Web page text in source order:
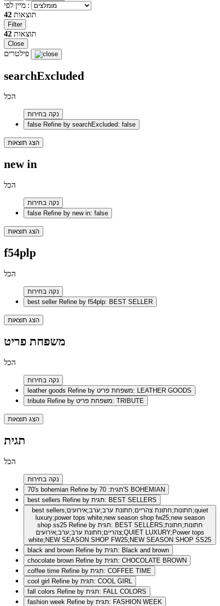
מיין לפי :
42 תוצאות
Filter
42 תוצאות
Close
searchExcluded
הכל
נקה בחירות
false Refine by searchExcluded: false
הצג תוצאות
new in
הכל
נקה בחירות
false Refine by new in: false
הצג תוצאות
f54plp
הכל
נקה בחירות
best seller Refine by f54plp: BEST SELLER
הצג תוצאות
משפחת פריט
הכל
נקה בחירות
leather goods
Refine by משפחת פריט: LEATHER GOODS
tribute
Refine by משפחת פריט: TRIBUTE
הצג תוצאות
תגית
הכל
נקה בחירות
70's bohemian
Refine by תגית: 70'S BOHEMIAN
best sellers
Refine by תגית: BEST SELLERS
best sellers;חתונות;חתונת צהריים;חתונת ערב;ערב;אירועים;quiet
luxury;power tops white;new season shop fw25;new season
shop ss25 Refine by תגית: BEST SELLERS;חתונות;חתונת
צהריים;חתונת ערב;ערב;אירועים;QUIET LUXURY;Power tops
white;NEW SEASON SHOP FW25;NEW SEASON SHOP SS25
black and brown
Refine by תגית: Black and brown
chocolate brown
Refine by תגית: CHOCOLATE BROWN
coffee time
Refine by תגית: COFFEE TIME
cool girl
Refine by תגית: COOL GIRL
fall colors
Refine by תגית: FALL COLORS
fashion week
Refine by תגית: FASHION WEEK